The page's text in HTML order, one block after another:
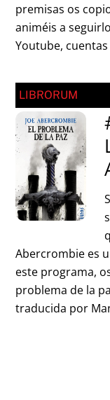
premisas os
animéis a
Youtube,
LIBRORUM
Abercrombie es
este programa,
problema de la
traducida por